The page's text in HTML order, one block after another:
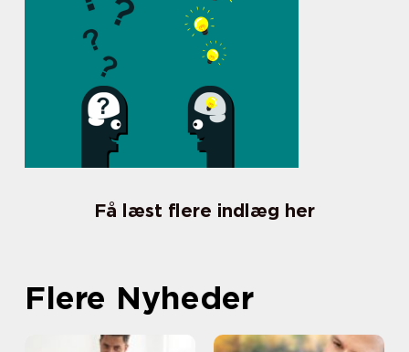
Få læst flere indlæg her
Flere Nyheder